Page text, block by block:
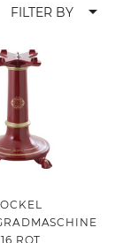
FILTER BY arrow_drop_down
ROT